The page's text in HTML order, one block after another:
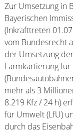
Zur Umsetzung in
Bayerischen
(Inkrafttreten
vom Bundesrecht
der Umsetzung
Lärmkartierung
mehr als 3
8.219 Kfz / 24 h)
für Umwelt (LfU)
durch das